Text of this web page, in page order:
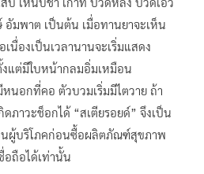
มพาต เป็นต้น เมื่อทานยาจะเห็น
นื่องเป็นเวลานานจะเริ่มแสดง
แต่มีใบหน้ากลมอิ่มเหมือน
นอกที่คอ ตัวบวมเริ่มมีไตวาย ถ้า
ภาวะช็อกได้ “สเตียรอยด์” จึงเป็น
นผู้บริโภคก่อนซื้อผลิตภัณฑ์สุขภาพ
อถือได้เท่านั้น